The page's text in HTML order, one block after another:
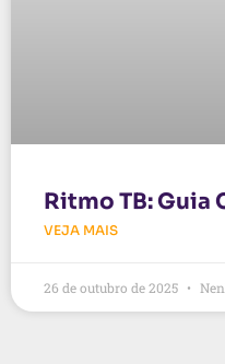
Ritmo TB: Guia
VEJA MAIS
26 de outubro de 2025